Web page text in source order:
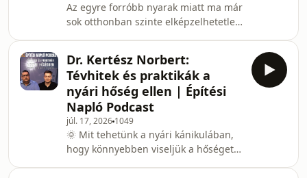
Az egyre forróbb nyarak miatt ma már
sok otthonban szinte elképzelhetetlen
vásárláskor, használatkor és
karbantartáskor? Az Építési Napló
Podcast 23, epizódjában Kovács
Tamás, Tóth Ildikó és Dr. Tóth
Mercedes beszélgetnek a
klímahasználat legfontosabb
kérdéseiről, eloszlatják a leggyakoribb
tévhiteket, szó esik a legio
Dr. Kertész Norbert:
Tévhitek és praktikák a
nyári hőség ellen | Építési
Napló Podcast
júl. 17, 2026 1049
🌞 Mit tehetünk a nyári kánikulában,
hogy könnyebben viseljük a hőséget?